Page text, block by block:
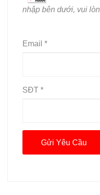
nhập bên dưới, vui
Email *
SĐT *